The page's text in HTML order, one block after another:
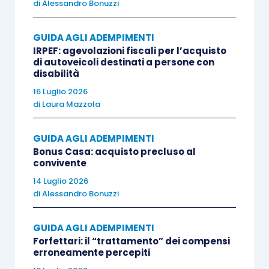
dell’attività e, quindi, risulta pari a 500.000 euro ×
334/365 =457.534,25 euro.
Pertanto, se nel corso del 2023 l’impresa in
contabilità semplificata:
adottare la contabilità semplificata e,
quindi, applicare il regime per cassa
anche nel 2024
realizza ricavi per un ammontare
resta applicabile la contabilità
semplificata, nonché il regime per cassa,
diAlessandro Bonuzzi
GUIDA AGLI ADEMPIMENTI
IRPEF: agevolazioni fiscali per l’acquisto
di autoveicoli destinati a persone con
disabilità
16 Luglio 2026
di Laura Mazzola
GUIDA AGLI ADEMPIMENTI
Bonus Casa: acquisto precluso al
convivente
14 Luglio 2026
diAlessandro Bonuzzi
GUIDA AGLI ADEMPIMENTI
Forfettari: il “trattamento” dei compensi
erroneamente percepiti